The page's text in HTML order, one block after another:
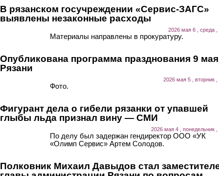
В рязанском госучреждении «Сервис-ЗАГС»
выявлены незаконные расходы
2026 мая 6 , среда ,
Материалы направлены в прокуратуру.
Опубликована программа празднования 9
Рязани
2026 мая 5 , вторник ,
Фото.
Фигурант дела о гибели рязанки от упавшей
глыбы льда признал вину — СМИ
2026 мая 4 , понедельник ,
По делу был задержан гендиректор ООО «УК
«Олимп Сервис» Артем Солодов.
Полковник Михаил Давыдов стал